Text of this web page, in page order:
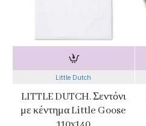
Little Dutch
LITTLE DUTCH. Σεντόνι
με κέντημα Little Goose